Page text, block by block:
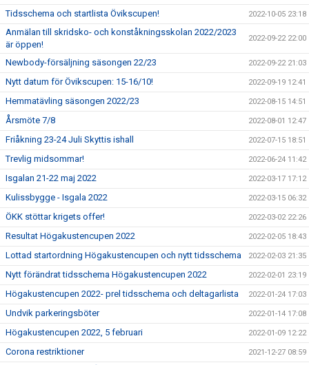
Tidsschema och startlista Övikscupen! 2022-10-05 23:18
Anmälan till skridsko- och konståkningsskolan 2022/2023
är öppen!
2022-09-22 22:00
Newbody-försäljning säsongen 22/23 2022-09-22 21:03
Nytt datum för Övikscupen: 15-16/10! 2022-09-19 12:41
Hemmatävling säsongen 2022/23 2022-08-15 14:51
Årsmöte 7/8 2022-08-01 12:47
Friåkning 23-24 Juli Skyttis ishall 2022-07-15 18:51
Trevlig midsommar! 2022-06-24 11:42
Isgalan 21-22 maj 2022 2022-03-17 17:12
Kulissbygge - Isgala 2022 2022-03-15 06:32
ÖKK stöttar krigets offer! 2022-03-02 22:26
Resultat Högakustencupen 2022 2022-02-05 18:43
Lottad startordning Högakustencupen och nytt tidsschema 2022-02-03 21:35
Nytt förändrat tidsschema Högakustencupen 2022 2022-02-01 23:19
Högakustencupen 2022- prel tidsschema och deltagarlista 2022-01-24 17:03
Undvik parkeringsböter 2022-01-14 17:08
Högakustencupen 2022, 5 februari 2022-01-09 12:22
Corona restriktioner 2021-12-27 08:59